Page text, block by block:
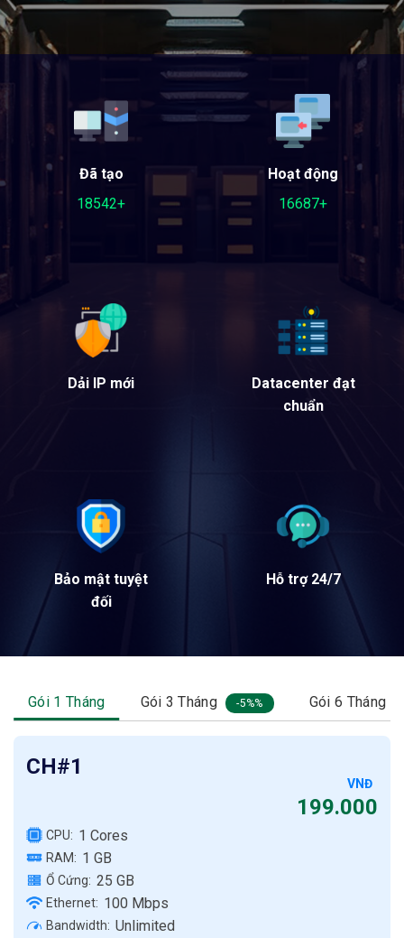
Đã tạo
18542+
Hoạt động
16687+
Dải IP mới
Datacenter đạt
chuẩn
Bảo mật tuyệt
đối
Hỗ trợ 24/7
Gói 1 Tháng Gói 3 Tháng -5% Gói 6 Tháng
CH#1
VNĐ
199.000
CPU: 1 Cores
RAM: 1 GB
Ổ Cứng: 25 GB
Ethernet: 100 Mbps
Bandwidth: Unlimited